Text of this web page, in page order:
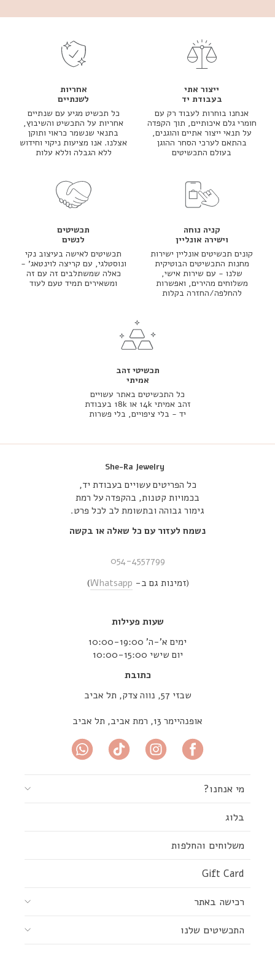
תכשיטים
לנשים
תכשיטים לאישה בעיצוב נקי
ונוסטלגי, עם קריצה לוינטאג' -
כאלה שמשתלבים זה עם זה
ומשאירים תמיד טעם לעוד
תכשיטי זהב
אמיתי
כל התכשיטים באתר עשויים
זהב אמיתי 14k או 18k בעבודת
יד - בלי ציפויים, בלי פשרות
ייצור אתי
בעבודת יד
אנחנו בוחרות לעבוד רק עם
חומרי גלם איכותיים, תוך הקפדה
על תנאי ייצור אתיים והוגנים,
בהתאם לערכי הסחר ההוגן
בעולם התכשיטים
אחריות
לשנתיים
כל תכשיט מגיע עם שנתיים
אחריות על התכשיט והשיבוץ,
בתנאי שנשמר כראוי ותוקן
אצלנו. אנו מציעות ניקוי וחידוש
ללא הגבלה וללא עלות
קניה נוחה
וישירה אונליין
קונים תכשיטים אונליין ישירות
מחנות התכשיטים הבוטיקית
שלנו - עם שירות אישי,
משלוחים מהירים, ואפשרות
להחלפה/החזרה בקלות
She-Ra Jewelry
כל הפריטים עשויים בעבודת יד,
בכמויות קטנות, בהקפדה על רמת
גימור גבוהה ובתשומת לב לכל פרט.
נשמח לעזור עם כל שאלה או בקשה
054-4557799
(זמינות גם ב- Whatsapp
)
שעות פעילות
ימים א’-ה’ 10:00-19:00
יום שישי 10:00-15:00
כתובת
שבזי 57, נווה צדק, תל אביב
אופנהיימר 13, רמת אביב, תל אביב
מי אנחנו?
בלוג
משלוחים והחלפות
Gift Card
רכישה באתר
התכשיטים שלנו